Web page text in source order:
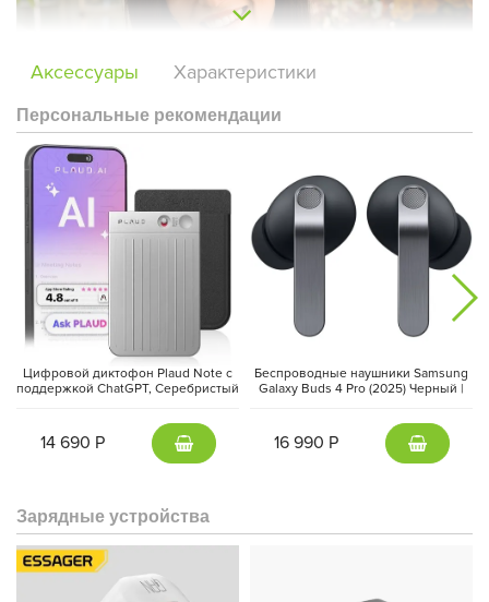
Передатчик весит всего около11 г
, поэтому почти не
ощущается на одежде и подходит для длительного
использования. Встроенный всенаправленный микрофон
записывает звук в высоком качестве
48 кГц / 24 бит
передавая голос естественно и детализированно. Поворотное
магнитное крепление позволяет удобно разместить микрофон
Аксессуары Характеристики
Персональные рекомендации
Цифровой диктофон Plaud Note с
поддержкой ChatGPT, Серебристый
14 690 Р
Беспроводные наушники Samsung
Galaxy Buds 4 Pro (2025) Черный |
16 990 Р
Зарядные устройства